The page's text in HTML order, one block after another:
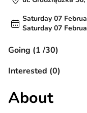
Saturday 07
Saturday 07
Going (1 /30)
Interested (0)
About